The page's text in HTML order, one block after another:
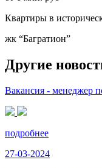
Квартиры в
жк “Багратион”
Другие
Вакансия - менеджер
подробнее
27-03-2024